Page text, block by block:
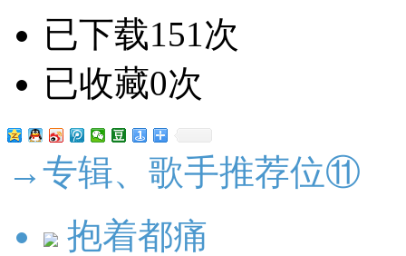
已下载151次
已收藏0次
→专辑、歌手推荐位⑪
抱着都痛